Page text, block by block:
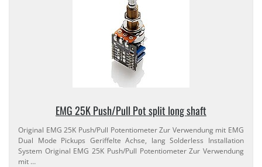
EMG 25K Push/​Pull Pot split long shaft
Original EMG 25K Push/​Pull Potentiometer Zur Verwendung mit EMG
Dual Mode Pickups Geriffelte Achse, lang Solderless Installation
System Original EMG 25K Push/​Pull Potentiometer Zur Verwendung
mit …